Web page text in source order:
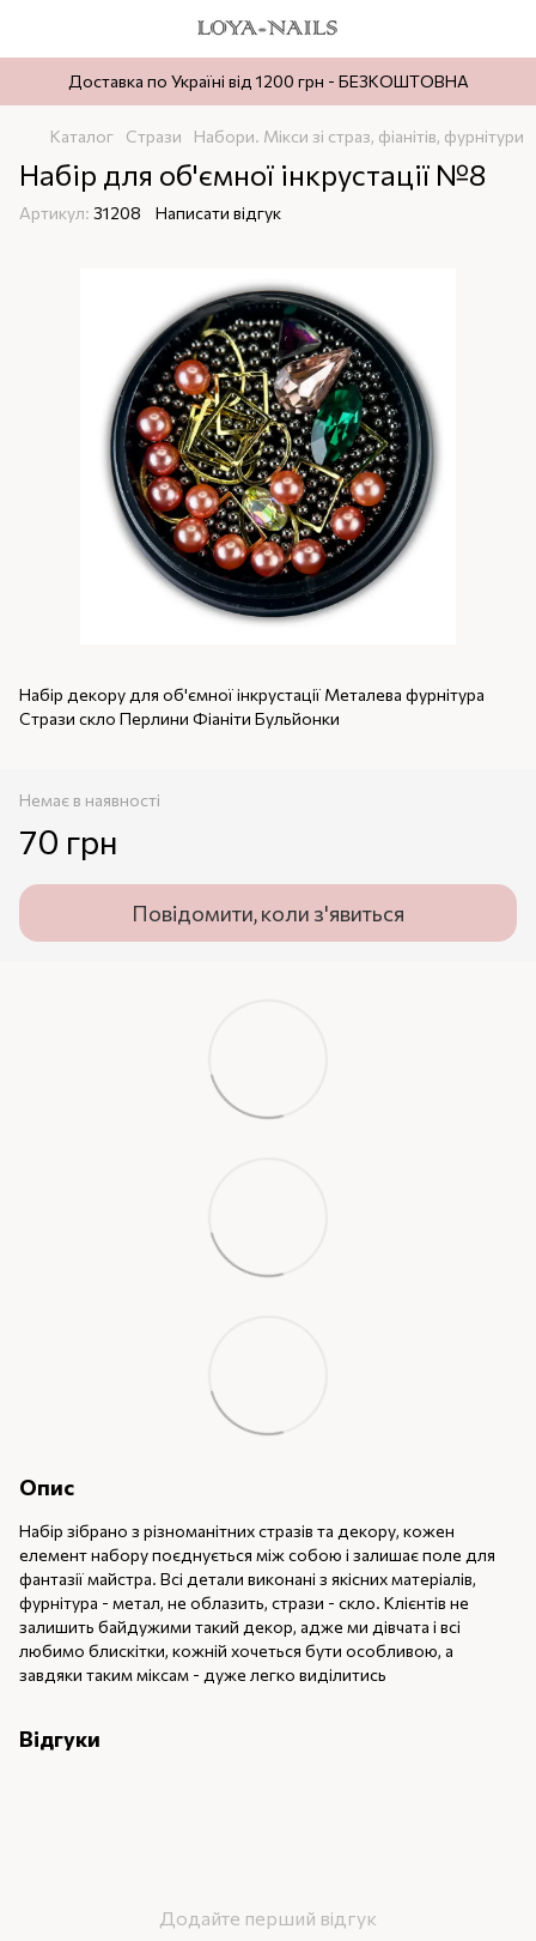
Доставка по Україні від 1200 грн - БЕЗКОШТОВНА
Каталог Стрази Набори. Мікси зі страз, фіанітів, фурнітури
Набір для об'ємної інкрустації №8
Артикул: 31208 Написати відгук
Набір декору для об'ємної інкрустації Металева фурнітура
Стрази скло Перлини Фіаніти Бульйонки
Немає в наявності
70 грн
Повідомити, коли з'явиться
Опис
Набір зібрано з різноманітних стразів та декору, кожен
елемент набору поєднується між собою і залишає поле для
фантазії майстра. Всі детали виконані з якісних матеріалів,
фурнітура - метал, не облазить, стрази - скло. Клієнтів не
залишить байдужими такий декор, адже ми дівчата і всі
любимо блискітки, кожній хочеться бути особливою, а
завдяки таким міксам - дуже легко виділитись
Відгуки
Додайте перший відгук